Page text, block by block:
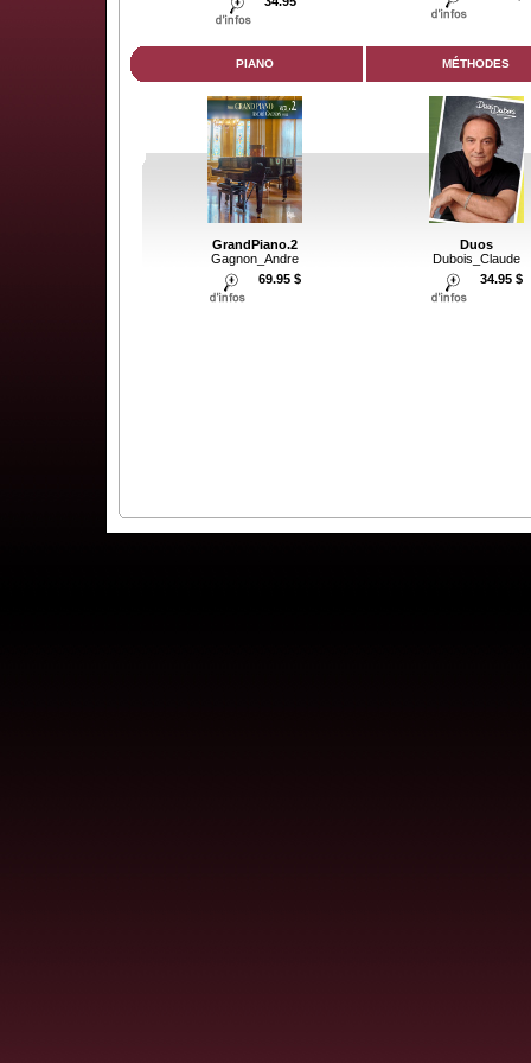
PIANO MÉTHODES
GrandPiano.2
Gagnon_Andre
69.95 $
Duos
Dubois_Claude
34.95 $